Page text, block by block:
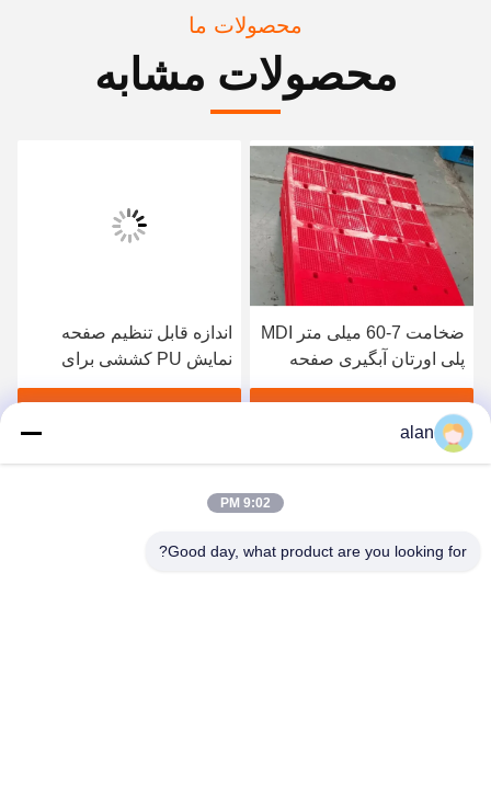
محصولات ما
محصولات مشابه
ضخامت 7-60 میلی متر MDI
پلی اورتان آبگیری صفحه
نمایش مقاومت در برابر
سایش
بهترین قیمت رو بدست بیار
اندازه قابل تنظیم صفحه
نمایش PU کششی برای
آبگیری 305*305*30 میلی
alan
9:02 PM
Good day, what product are you looking for?